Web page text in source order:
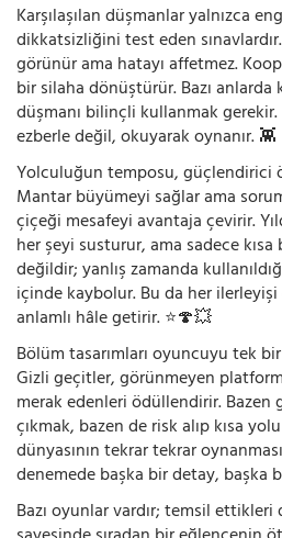
Karşılaşılan düşmanlar yalnızca
dikkatsizliğini test eden
görünür ama hatayı affetmez.
bir silaha dönüştürür. Bazı anlarda
düşmanı bilinçli kullanmak
ezberle değil, okuyarak oynanır. 👾
Yolculuğun temposu, güçlendirici
Mantar büyümeyi sağlar ama
çiçeği mesafeyi avantaja çevirir.
her şeyi susturur, ama sadece
değildir; yanlış zamanda
içinde kaybolur. Bu da her
anlamlı hâle getirir. ⭐🍄💥
Bölüm tasarımları oyuncuyu tek
Gizli geçitler, görünmeyen
merak edenleri ödüllendirir. Bazen
çıkmak, bazen de risk alıp kısa
dünyasının tekrar tekrar
denemede başka bir detay, başka
Bazı oyunlar vardır; temsil ettikleri